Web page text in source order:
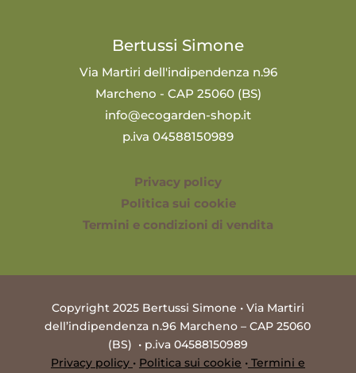
Bertussi Simone
Via Martiri dell'indipendenza n.96
Marcheno - CAP 25060 (BS)
info@ecogarden-shop.it
p.iva 04588150989
Privacy policy
Politica sui cookie
Termini e condizioni di vendita
Copyright 2025 Bertussi Simone • Via Martiri
dell’indipendenza n.96 Marcheno – CAP 25060
(BS) • p.iva 04588150989
Privacy policy • Politica sui cookie •Termini e